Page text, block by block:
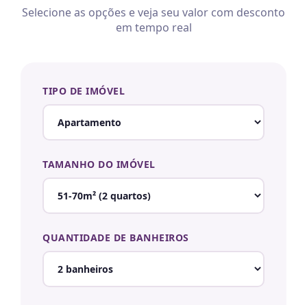
Selecione as opções e veja seu valor com desconto
em tempo real
TIPO DE IMÓVEL
TAMANHO DO IMÓVEL
QUANTIDADE DE BANHEIROS